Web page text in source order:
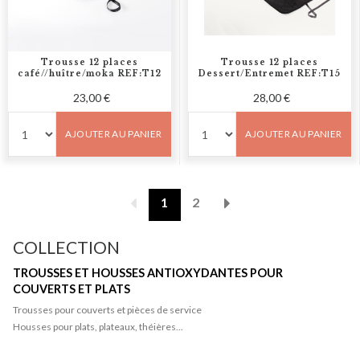
Trousse 12 places
café//huître/moka REF:T12
23,00 €
AJOUTER AU PANIER
Trousse 12 places
Dessert/Entremet REF:T15
28,00 €
AJOUTER AU PANIER
1 2
COLLECTION
TROUSSES ET HOUSSES ANTIOXYDANTES POUR
COUVERTS ET PLATS
Trousses pour couverts et pièces de service
Housses pour plats, plateaux, théières...